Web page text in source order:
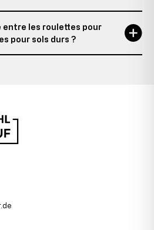
entre les roulettes pour
pour sols durs ?